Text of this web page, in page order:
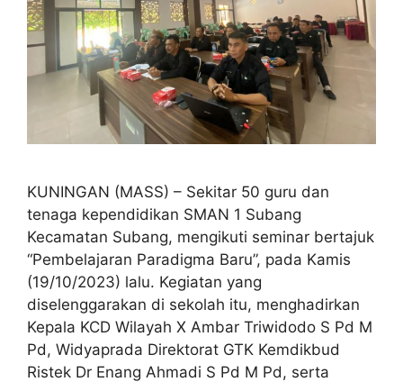
KUNINGAN (MASS) – Sekitar 50 guru dan
tenaga kependidikan SMAN 1 Subang
Kecamatan Subang, mengikuti seminar bertajuk
“Pembelajaran Paradigma Baru”, pada Kamis
(19/10/2023) lalu. Kegiatan yang
diselenggarakan di sekolah itu, menghadirkan
Kepala KCD Wilayah X Ambar Triwidodo S Pd M
Pd, Widyaprada Direktorat GTK Kemdikbud
Ristek Dr Enang Ahmadi S Pd M Pd, serta